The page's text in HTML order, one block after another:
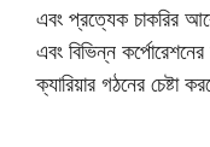
এবং প্রত্যেক চাকরির
এবং বিভিন্ন
ক্যারিয়ার গঠনের চেষ্টা